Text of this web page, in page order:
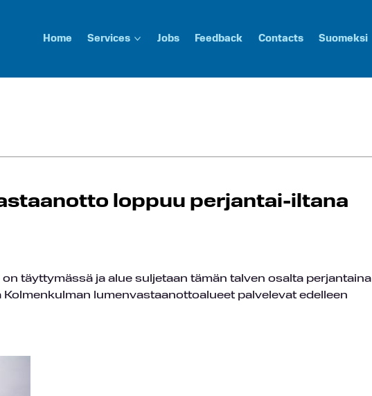
Home Services Jobs Feedback Contacts Suomeksi
loppuu perjantai-iltana
täyttymässä ja alue suljetaan tämän talven osalta perjantaina
lumenvastaanottoalueet palvelevat edelleen